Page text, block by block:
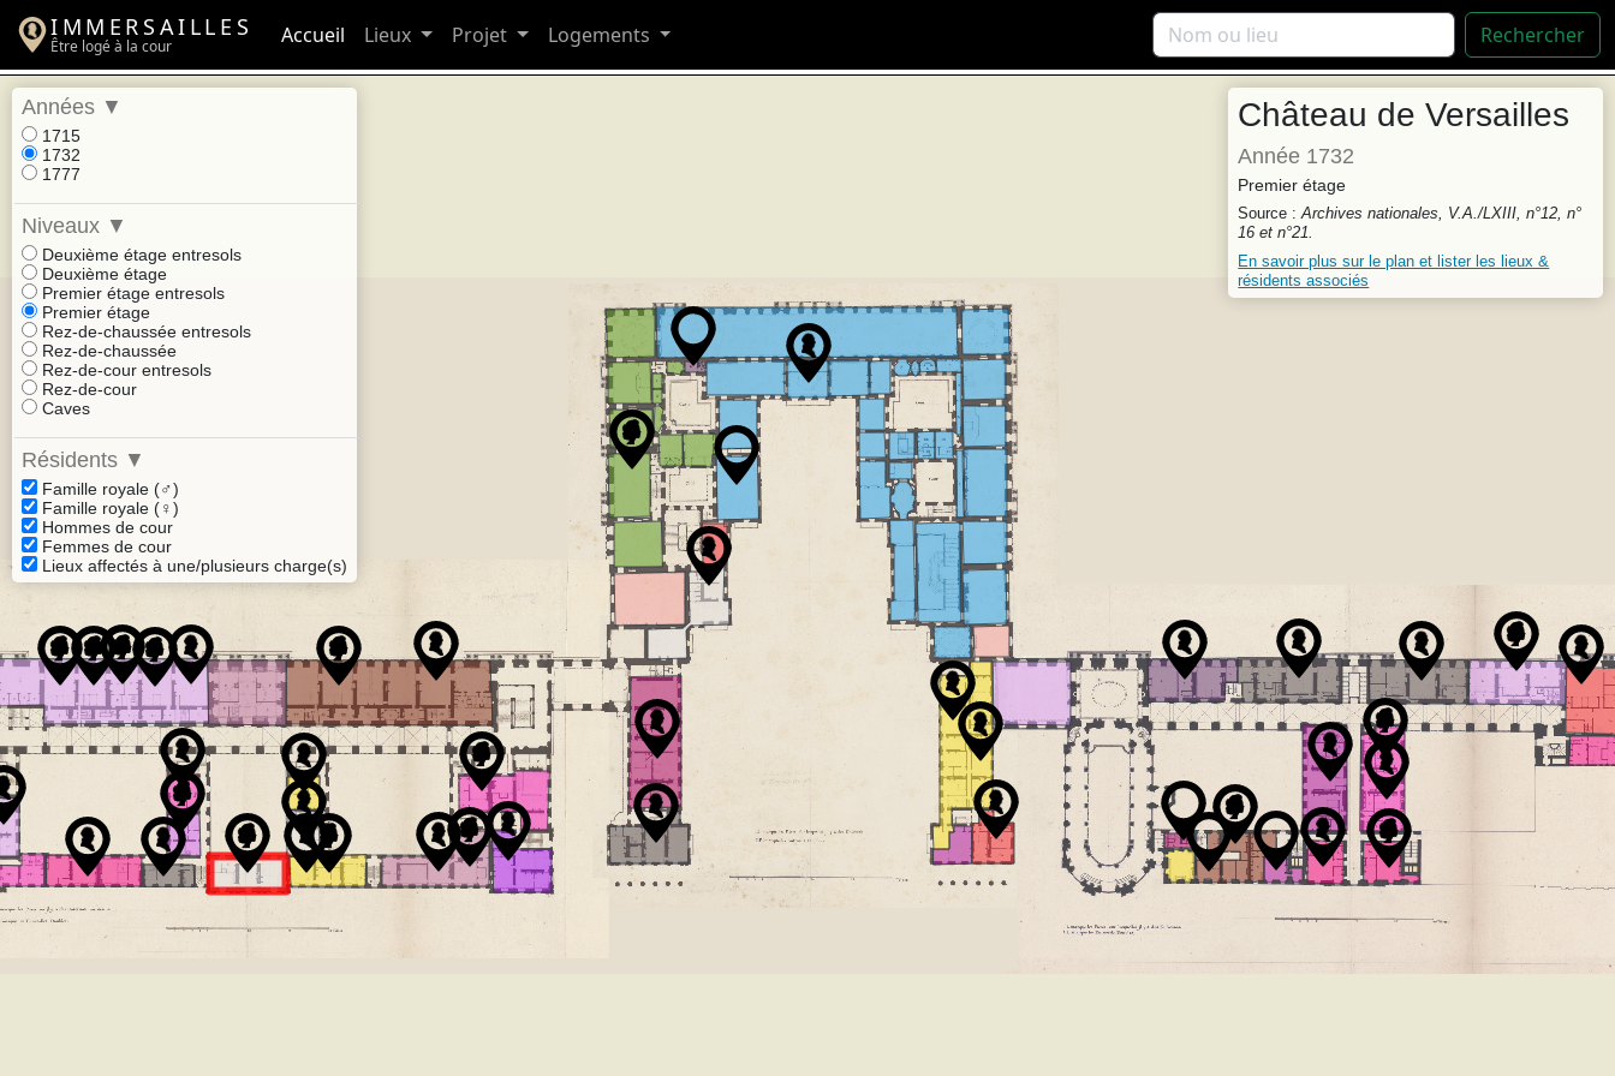
IMMERSAILLES
Être logé à la cour Accueil Lieux Projet Logements Rechercher
Années ▼
1715
1732
1777
Niveaux ▼
Deuxième étage entresols
Deuxième étage
Premier étage entresols
Premier étage
Rez-de-chaussée entresols
Rez-de-chaussée
Rez-de-cour entresols
Rez-de-cour
Caves
Résidents ▼
Famille royale (♂)
Famille royale (♀)
Hommes de cour
Femmes de cour
Lieux affectés à une/plusieurs charge(s)
Château de Versailles
Année 1732
Premier étage
Source :Archives nationales, V.A./LXIII, n°12, n°
16 et n°21.
En savoir plus sur le plan et lister les lieux &
résidents associés